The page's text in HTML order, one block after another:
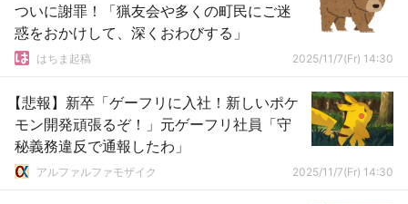
ついに謝罪！「猟友会や多くの町民にご迷
惑をおかけして、深くおわびする」
はちま起稿 2025/11/7(Fr) 14:30
【悲報】新卒「ゲーフリに入社！新しいポケ
モン開発頑張るぞ！」元ゲーフリ社員「守
秘義務違反で通報したわ」
アルファルファモザイク 2025/11/7(Fr) 14:30